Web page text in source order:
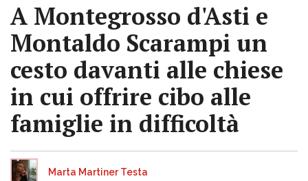
A Montegrosso d'Asti e
Montaldo Scarampi un
cesto davanti alle chiese
in cui offrire cibo alle
famiglie in difficoltà
Marta Martiner Testa